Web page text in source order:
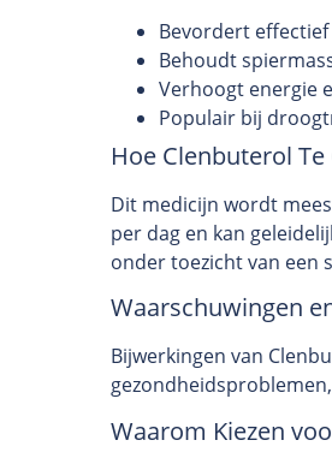
Bevordert
Behoudt
Verhoogt energie
Populair bij
Hoe Clenbuterol
Dit medicijn wordt
per dag en kan
onder toezicht van een
Waarschuwingen
Bijwerkingen van
Waarom Kiezen